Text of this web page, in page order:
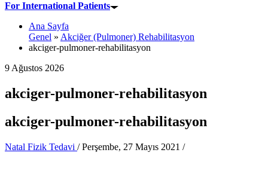
For International Patients
Ana Sayfa
Genel » Akciğer (Pulmoner) Rehabilitasyon
akciger-pulmoner-rehabilitasyon
9 Ağustos 2026
akciger-pulmoner-rehabilitasyon
akciger-pulmoner-rehabilitasyon
Natal Fizik Tedavi /Perşembe, 27 Mayıs 2021 /